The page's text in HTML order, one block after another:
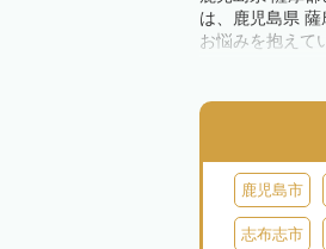
は、鹿児島県
お悩みを抱えて
鹿児島市
志布志市